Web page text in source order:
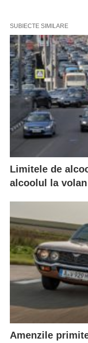
SUBIECTE SIMILARE
Limitele de
alcoolul la
Amenzile